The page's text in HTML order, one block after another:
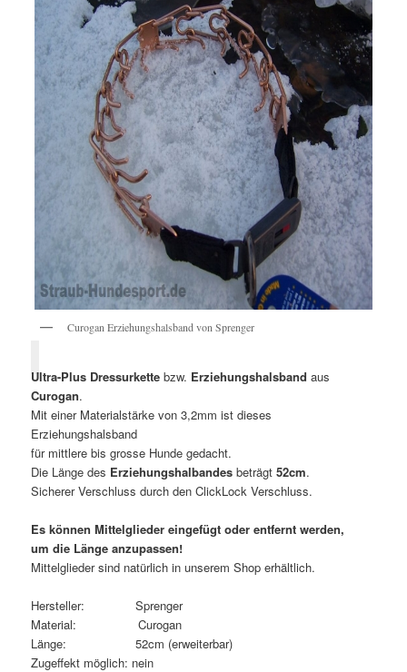
Curogan Erziehungshalsband von Sprenger
Ultra-Plus Dressurkette bzw. Erziehungshalsbandaus
Curogan.
Mit einer Materialstärke von 3,2mm ist dieses
Erziehungshalsband
für mittlere bis grosse Hunde gedacht.
Die Länge des Erziehungshalbandesbeträgt52cm.
Sicherer Verschluss durch den ClickLock Verschluss.
Es können Mittelglieder eingefügt oder entfernt werden,
um die Länge anzupassen!
Mittelglieder sind natürlich in unserem Shop erhältlich.
Hersteller: Sprenger
Material: Curogan
Länge: 52cm (erweiterbar)
Zugeffekt möglich: nein